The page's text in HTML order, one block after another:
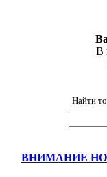
В
Найти
ВНИМАНИЕ